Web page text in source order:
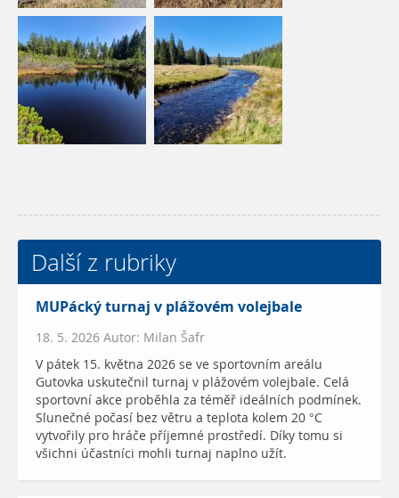
Další z rubriky
MUPácký turnaj v plážovém volejbale
18. 5. 2026 Autor: Milan Šafr
V pátek 15. května 2026 se ve sportovním areálu
Gutovka uskutečnil turnaj v plážovém volejbale. Celá
sportovní akce proběhla za téměř ideálních podmínek.
Slunečné počasí bez větru a teplota kolem 20 °C
vytvořily pro hráče příjemné prostředí. Díky tomu si
všichni účastníci mohli turnaj naplno užít.